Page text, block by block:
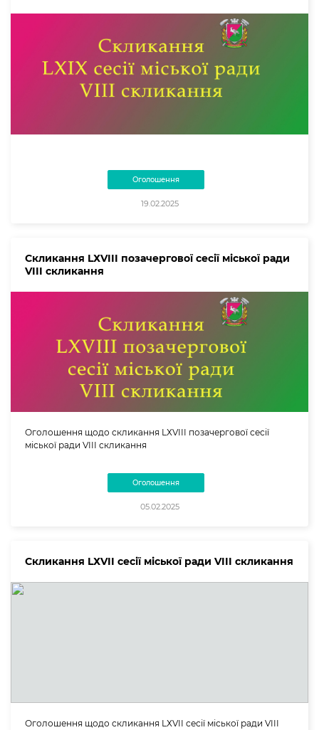
Оголошення
19.02.2025
Скликання LХVIII позачергової сесії міської ради
VIII скликання
Оголошення щодо скликання LХVIII позачергової сесії
міської ради VIII скликання
Оголошення
05.02.2025
Скликання LХVII сесії міської ради VIII скликання
Оголошення щодо скликання LХVII сесії міської ради VIII